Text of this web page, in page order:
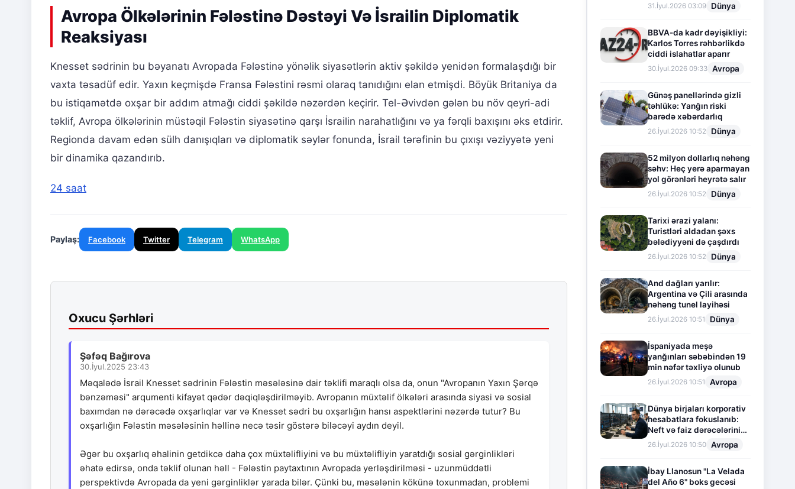
Avropa Ölkələrinin Fələstinə Dəstəyi Və İsrailin Diplomatik
Reaksiyası
Knesset sədrinin bu bəyanatı Avropada Fələstinə yönəlik siyasətlərin aktiv şəkildə yenidən formalaşdığı bir
vaxta təsadüf edir. Yaxın keçmişdə Fransa Fələstini rəsmi olaraq tanıdığını elan etmişdi. Böyük Britaniya da
bu istiqamətdə oxşar bir addım atmağı ciddi şəkildə nəzərdən keçirir. Tel-Əvivdən gələn bu növ qeyri-adi
təklif, Avropa ölkələrinin müstəqil Fələstin siyasətinə qarşı İsrailin narahatlığını və ya fərqli baxışını əks etdirir.
Regionda davam edən sülh danışıqları və diplomatik səylər fonunda, İsrail tərəfinin bu çıxışı vəziyyətə yeni
bir dinamika qazandırıb.
24 saat
Paylaş: Facebook Twitter Telegram WhatsApp
Oxucu Şərhləri
Şəfəq Bağırova
30.İyul.2025 23:43
Məqalədə İsrail Knesset sədrinin Fələstin məsələsinə dair təklifi maraqlı olsa da, onun "Avropanın Yaxın Şərqə
bənzəməsi" arqumenti kifayət qədər dəqiqləşdirilməyib. Avropanın müxtəlif ölkələri arasında siyasi və sosial
baxımdan nə dərəcədə oxşarlıqlar var və Knesset sədri bu oxşarlığın hansı aspektlərini nəzərdə tutur? Bu
oxşarlığın Fələstin məsələsinin həllinə necə təsir göstərə biləcəyi aydın deyil.
Əgər bu oxşarlıq əhalinin getdikcə daha çox müxtəlifliyini və bu müxtəlifliyin yaratdığı sosial gərginlikləri
əhatə edirsə, onda təklif olunan həll - Fələstin paytaxtının Avropada yerləşdirilməsi - uzunmüddətli
perspektivdə Avropada da yeni gərginliklər yarada bilər. Çünki bu, məsələnin kökünə toxunmadan, problemi
31.İyul.2026 03:09 Dünya
BBVA-da kadr dəyişikliyi:
Karlos Torres rəhbərlikdə
ciddi islahatlar aparır
30.İyul.2026 09:33 Avropa
Günəş panellərində gizli
təhlükə: Yanğın riski
barədə xəbərdarlıq
26.İyul.2026 10:52 Dünya
52 milyon dollarlıq nəhəng
səhv: Heç yerə aparmayan
yol görənləri heyrətə salır
26.İyul.2026 10:52 Dünya
Tarixi ərazi yalanı:
Turistləri aldadan şəxs
bələdiyyəni də çaşdırdı
26.İyul.2026 10:52 Dünya
And dağları yarılır:
Argentina və Çili arasında
nəhəng tunel layihəsi
26.İyul.2026 10:51 Dünya
İspaniyada meşə
yanğınları səbəbindən 19
min nəfər təxliyə olunub
26.İyul.2026 10:51 Avropa
Dünya birjaları korporativ
hesabatlara fokuslanıb:
Neft və faiz dərəcələrinin
təsiri altında cari vəziyyət
26.İyul.2026 10:50 Avropa
İbay Llanosun "La Velada
del Año 6" boks gecəsi